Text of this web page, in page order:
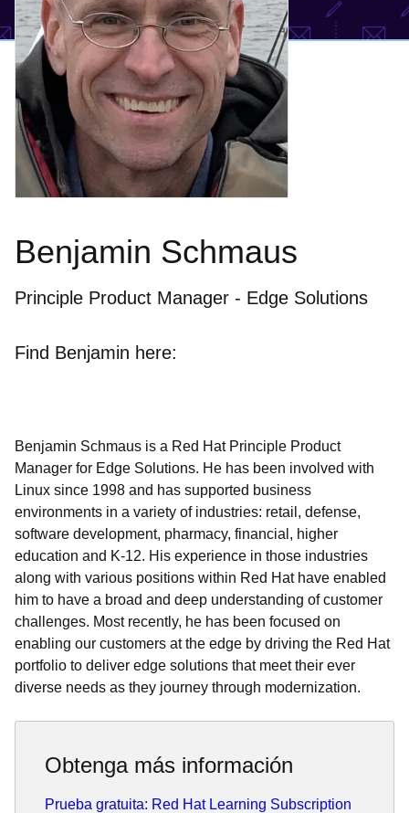
Benjamin Schmaus
Principle Product Manager - Edge Solutions
Find Benjamin here:
Benjamin Schmaus is a Red Hat Principle Product
Manager for Edge Solutions. He has been involved with
Linux since 1998 and has supported business
environments in a variety of industries: retail, defense,
software development, pharmacy, financial, higher
education and K-12. His experience in those industries
along with various positions within Red Hat have enabled
him to have a broad and deep understanding of customer
challenges. Most recently, he has been focused on
enabling our customers at the edge by driving the Red Hat
portfolio to deliver edge solutions that meet their ever
diverse needs as they journey through modernization.
Obtenga más información
Prueba gratuita: Red Hat Learning Subscription